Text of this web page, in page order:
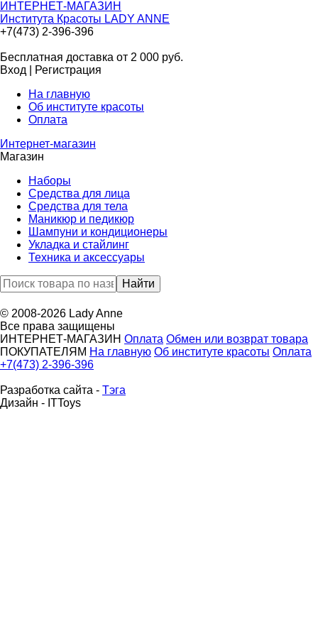
ИНТЕРНЕТ-МАГАЗИН
Института Красоты LADY ANNE
+7(473) 2-396-396
Бесплатная доставка от 2 000 руб.
Вход
Регистрация
На главную
Об институте красоты
Оплата
Интернет-магазин
Магазин
Наборы
Средства для лица
Средства для тела
Маникюр и педикюр
Шампуни и кондиционеры
Укладка и стайлинг
Техника и аксессуары
© 2008-2026 Lady Anne
Все права защищены
ИНТЕРНЕТ-МАГАЗИН Оплата Обмен или возврат товара
ПОКУПАТЕЛЯМ На главную Об институте красоты Оплата
+7(473) 2-396-396
Разработка сайта - Тэга
Дизайн - ITToys